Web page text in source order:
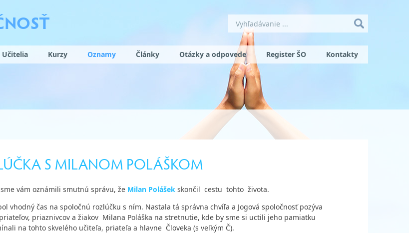
Učitelia Kurzy Oznamy Články Otázky a odpovede Register ŠO Kontakty
S MILANOM POLÁŠKOM
vám oznámili smutnú správu, že Milan Polášek skončil cestu tohto života.
vhodný čas na spoločnú rozlúčku s ním. Nastala tá správna chvíľa a Jogová spoločnosť pozýva
priaznivcov a žiakov Milana Poláška na stretnutie, kde by sme si uctili jeho pamiatku
na tohto skvelého učiteľa, priateľa a hlavne Človeka (s veľkým Č).